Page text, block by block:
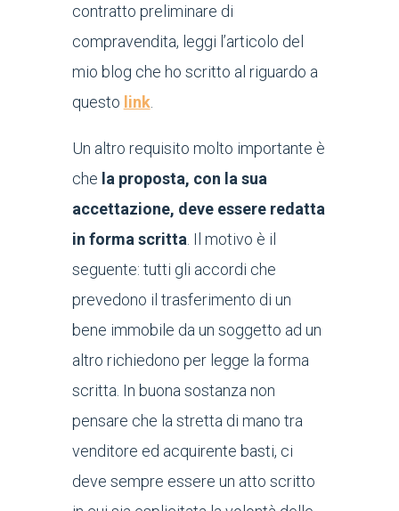
contratto preliminare di
compravendita, leggi l’articolo del
mio blog che ho scritto al riguardo a
questo link.
Un altro requisito molto importante è
che la proposta, con la sua
accettazione, deve essere redatta
in forma scritta . Il motivo è il
seguente: tutti gli accordi che
prevedono il trasferimento di un
bene immobile da un soggetto ad un
altro richiedono per legge la forma
scritta. In buona sostanza non
pensare che la stretta di mano tra
venditore ed acquirente basti, ci
deve sempre essere un atto scritto